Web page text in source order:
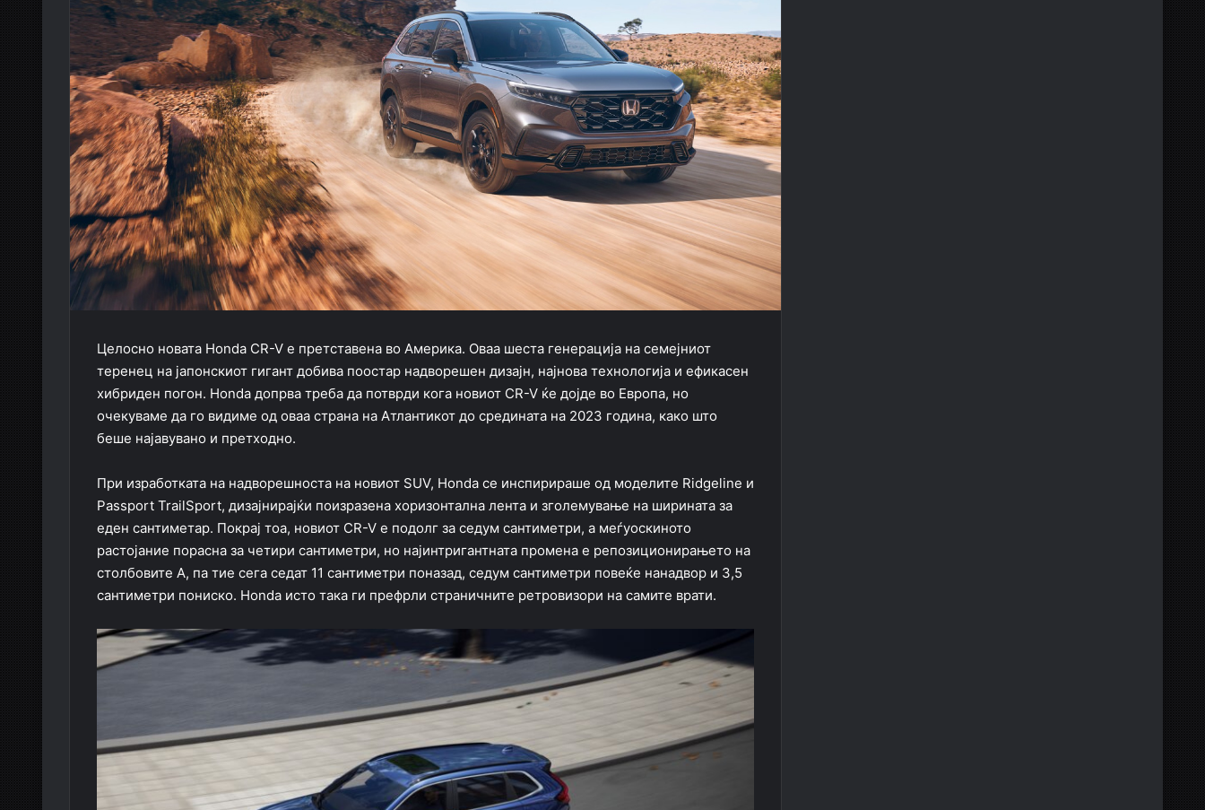
Целосно новата Honda CR-V е претставена во Америка. Оваа шеста генерација на семејниот
теренец на јапонскиот гигант добива поостар надворешен дизајн, најнова технологија и ефикасен
хибриден погон. Honda допрва треба да потврди кога новиот CR-V ќе дојде во Европа, но
очекуваме да го видиме од оваа страна на Атлантикот до средината на 2023 година, како што
беше најавувано и претходно.
При изработката на надворешноста на новиот SUV, Honda се инспирираше од моделите Ridgeline и
Passport TrailSport, дизајнирајќи поизразена хоризонтална лента и зголемување на ширината за
еден сантиметар. Покрај тоа, новиот CR-V е подолг за седум сантиметри, а меѓуоскиното
растојание порасна за четири сантиметри, но најинтригантната промена е репозиционирањето на
столбовите А, па тие сега седат 11 сантиметри поназад, седум сантиметри повеќе нанадвор и 3,5
сантиметри пониско. Honda исто така ги префрли страничните ретровизори на самите врати.